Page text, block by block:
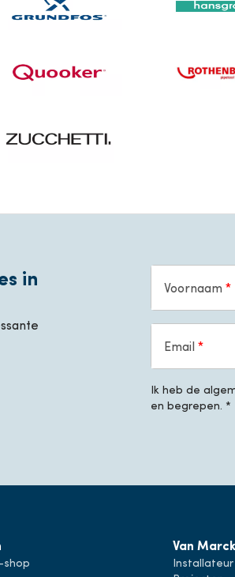
in
Voornaam
Email
Ik heb de
en begrepen. *
shop
Van
Installateur